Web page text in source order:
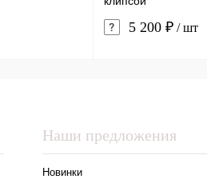
5 200 ₽ / шт
Наши предложения
Новинки